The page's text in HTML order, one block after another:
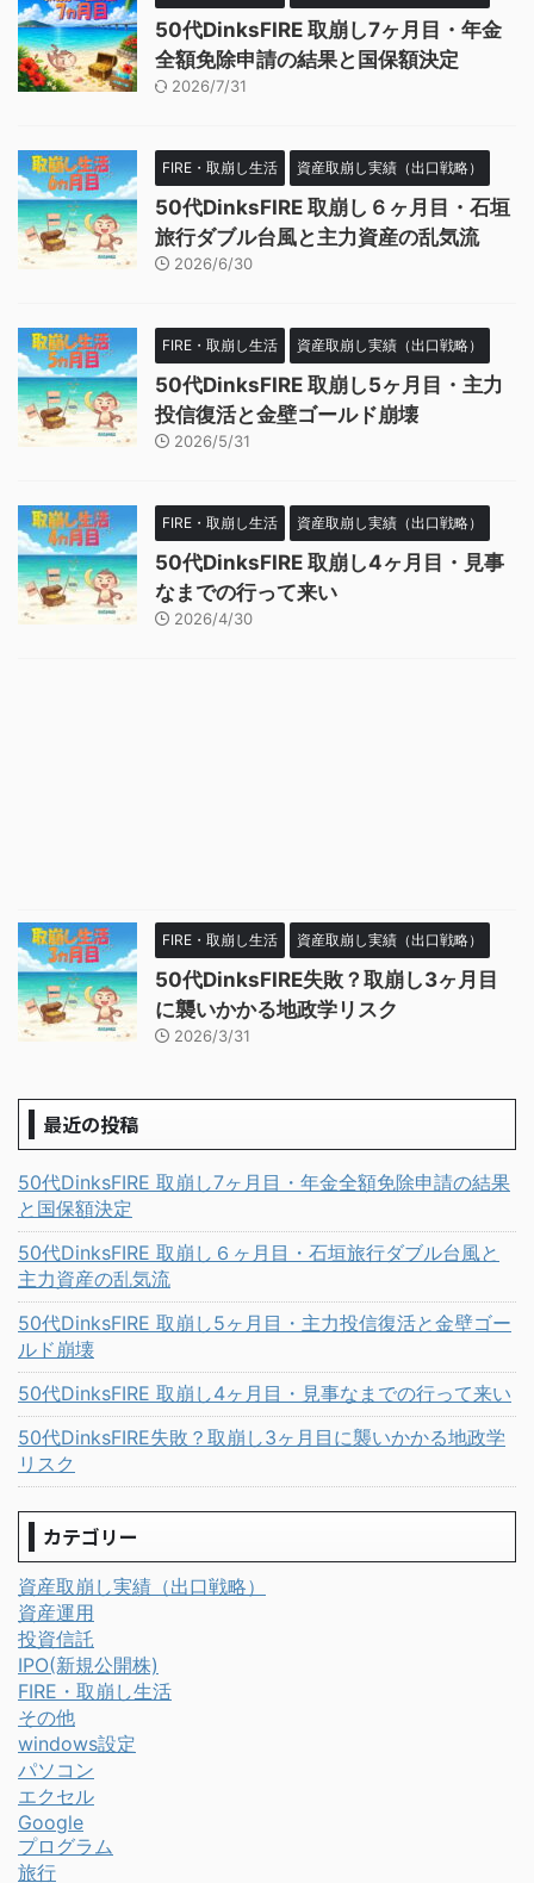
50代DinksFIRE 取崩し7ヶ月目・年金
全額免除申請の結果と国保額決定
2026/7/31
FIRE・取崩し生活 資産取崩し実績（出口戦略）
50代DinksFIRE 取崩し６ヶ月目・石垣
旅行ダブル台風と主力資産の乱気流
2026/6/30
FIRE・取崩し生活 資産取崩し実績（出口戦略）
50代DinksFIRE 取崩し5ヶ月目・主力
投信復活と金壁ゴールド崩壊
2026/5/31
FIRE・取崩し生活 資産取崩し実績（出口戦略）
50代DinksFIRE 取崩し4ヶ月目・見事
なまでの行って来い
2026/4/30
FIRE・取崩し生活 資産取崩し実績（出口戦略）
50代DinksFIRE失敗？取崩し3ヶ月目
に襲いかかる地政学リスク
2026/3/31
最近の投稿
50代DinksFIRE 取崩し7ヶ月目・年金全額免除申請の結果
と国保額決定
50代DinksFIRE 取崩し６ヶ月目・石垣旅行ダブル台風と
主力資産の乱気流
50代DinksFIRE 取崩し5ヶ月目・主力投信復活と金壁ゴー
ルド崩壊
50代DinksFIRE 取崩し4ヶ月目・見事なまでの行って来い
50代DinksFIRE失敗？取崩し3ヶ月目に襲いかかる地政学
リスク
カテゴリー
資産取崩し実績（出口戦略）
資産運用
投資信託
IPO(新規公開株)
FIRE・取崩し生活
その他
windows設定
パソコン
エクセル
Google
プログラム
旅行